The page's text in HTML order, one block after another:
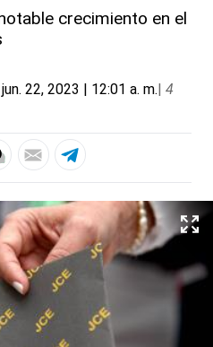
crecimiento en el
22, 2023 | 12:01 a. m.| 4